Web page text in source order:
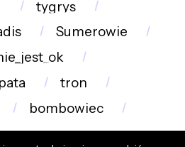
tygrys
Sumerowie
tron
bombowiec